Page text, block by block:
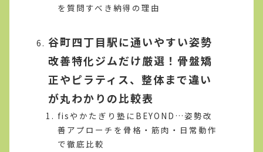
を質問すべき納得の理由
谷町四丁目駅に通いやすい姿勢
改善特化ジムだけ厳選！骨盤矯
正やピラティス、整体まで違い
が丸わかりの比較表
fisやかたぎり塾にBEYOND…姿勢改
善アプローチを骨格・筋肉・日常動作
で徹底比較